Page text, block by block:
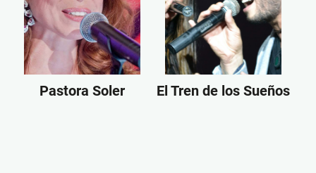
Pastora Soler El Tren de los Sueños